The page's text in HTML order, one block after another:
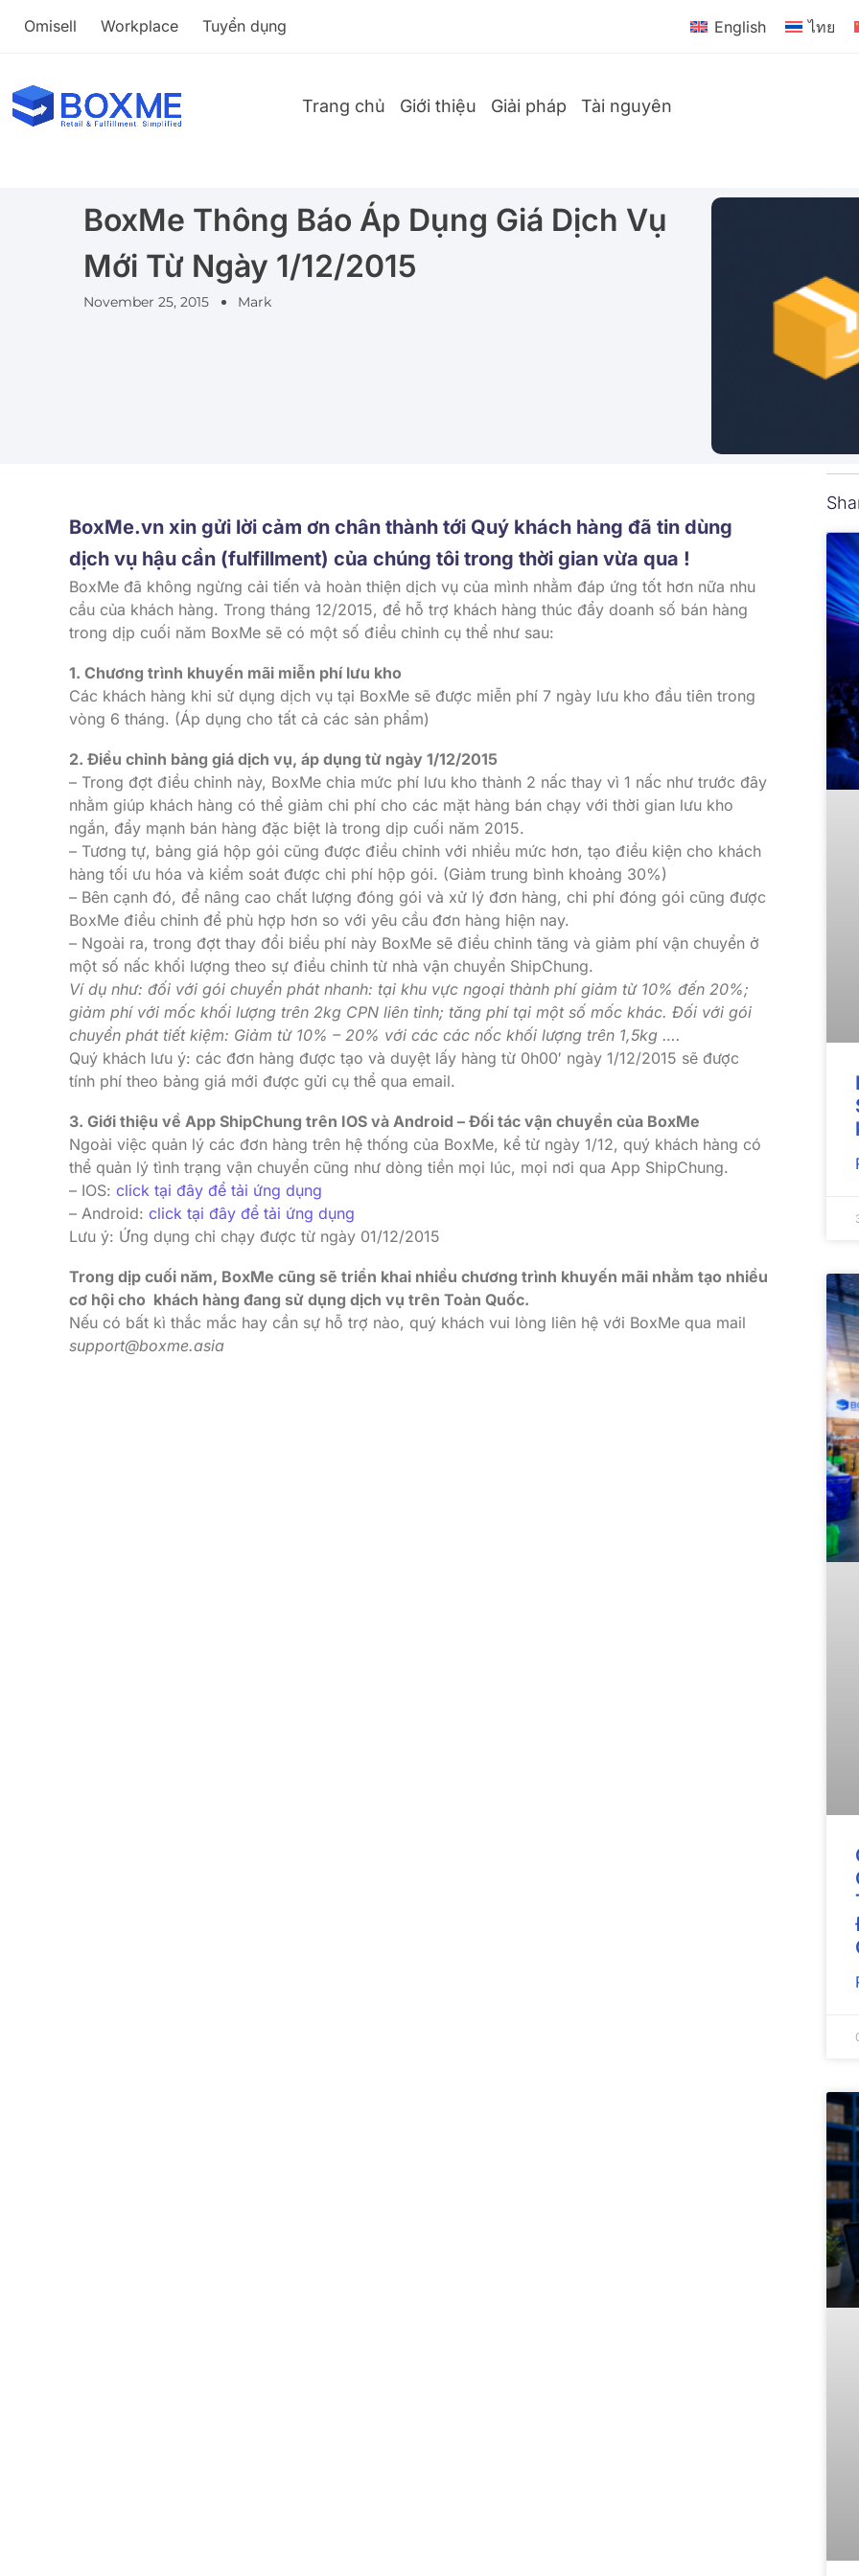
Omisell Workplace Tuyển dụng English ไทย
Trang chủ Giới thiệu Giải pháp Tài nguyên
BoxMe Thông Báo Áp Dụng Giá Dịch Vụ
Mới Từ Ngày 1/12/2015
November 25, 2015 Mark
BoxMe.vn xin gửi lời cảm ơn chân thành tới Quý khách hàng đã tin dùng
dịch vụ hậu cần (fulfillment) của chúng tôi trong thời gian vừa qua !
BoxMe đã không ngừng cải tiến và hoàn thiện dịch vụ của mình nhằm đáp ứng tốt hơn nữa nhu
cầu của khách hàng. Trong tháng 12/2015, để hỗ trợ khách hàng thúc đẩy doanh số bán hàng
trong dịp cuối năm BoxMe sẽ có một số điều chỉnh cụ thể như sau:
1. Chương trình khuyến mãi miễn phí lưu kho
Các khách hàng khi sử dụng dịch vụ tại BoxMe sẽ được miễn phí 7 ngày lưu kho đầu tiên trong
vòng 6 tháng. (Áp dụng cho tất cả các sản phẩm)
2. Điều chỉnh bảng giá dịch vụ, áp dụng từ ngày 1/12/2015
– Trong đợt điều chỉnh này, BoxMe chia mức phí lưu kho thành 2 nấc thay vì 1 nấc như trước đây
nhằm giúp khách hàng có thể giảm chi phí cho các mặt hàng bán chạy với thời gian lưu kho
ngắn, đẩy mạnh bán hàng đặc biệt là trong dịp cuối năm 2015.
– Tương tự, bảng giá hộp gói cũng được điều chỉnh với nhiều mức hơn, tạo điều kiện cho khách
hàng tối ưu hóa và kiểm soát được chi phí hộp gói. (Giảm trung bình khoảng 30%)
– Bên cạnh đó, để nâng cao chất lượng đóng gói và xử lý đơn hàng, chi phí đóng gói cũng được
BoxMe điều chỉnh để phù hợp hơn so với yêu cầu đơn hàng hiện nay.
– Ngoài ra, trong đợt thay đổi biểu phí này BoxMe sẽ điều chỉnh tăng và giảm phí vận chuyển ở
một số nấc khối lượng theo sự điều chỉnh từ nhà vận chuyển ShipChung.
Ví dụ như: đối với gói chuyển phát nhanh: tại khu vực ngoại thành phí giảm từ 10% đến 20%;
giảm phí với mốc khối lượng trên 2kg CPN liên tỉnh; tăng phí tại một số mốc khác. Đối với gói
chuyển phát tiết kiệm: Giảm từ 10% – 20% với các các nốc khối lượng trên 1,5kg ….
Quý khách lưu ý: các đơn hàng được tạo và duyệt lấy hàng từ 0h00′ ngày 1/12/2015 sẽ được
tính phí theo bảng giá mới được gửi cụ thể qua email.
3. Giới thiệu về App ShipChung trên IOS và Android – Đối tác vận chuyển của BoxMe
Ngoài việc quản lý các đơn hàng trên hệ thống của BoxMe, kể từ ngày 1/12, quý khách hàng có
thể quản lý tình trạng vận chuyển cũng như dòng tiền mọi lúc, mọi nơi qua App ShipChung.
– IOS: click tại đây để tải ứng dụng
– Android: click tại đây để tải ứng dụng
Lưu ý: Ứng dụng chỉ chạy được từ ngày 01/12/2015
Trong dịp cuối năm, BoxMe cũng sẽ triển khai nhiều chương trình khuyến mãi nhằm tạo nhiều
cơ hội cho khách hàng đang sử dụng dịch vụ trên Toàn Quốc.
Nếu có bất kì thắc mắc hay cần sự hỗ trợ nào, quý khách vui lòng liên hệ với BoxMe qua mail
support@boxme.asia